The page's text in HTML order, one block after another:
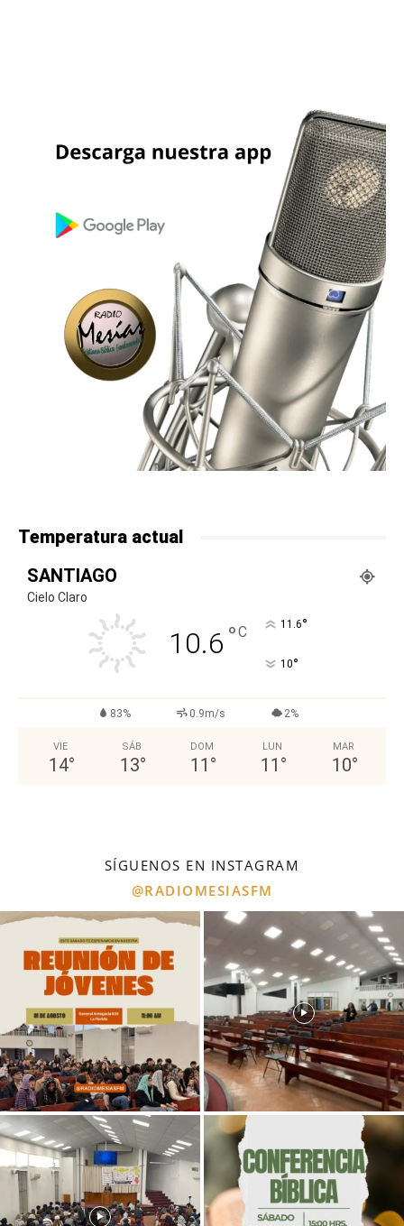
Temperatura actual
SANTIAGO
Cielo Claro
10.6 °C 11.6°
10°
83% 0.9m/s 2%
VIE
14°
SÁB
13°
DOM
11 °
LUN
11 °
MAR
10°
SÍGUENOS EN INSTAGRAM
@RADIOMESIASFM